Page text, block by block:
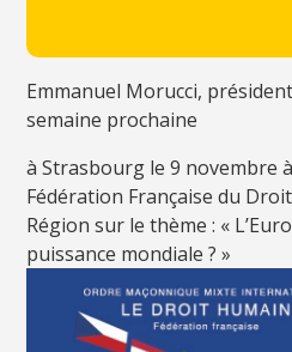
Emmanuel Morucci,
semaine prochaine
à Strasbourg le 9 novembre
Fédération Française du
Région sur le thème : «
puissance mondiale ? »